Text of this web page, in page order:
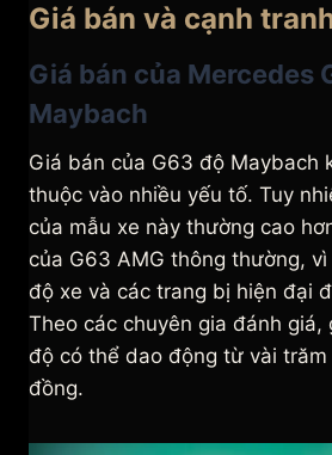
Giá bán và cạnh
Giá bán của Mercedes
Maybach
Giá bán của G63 độ Maybach
thuộc vào nhiều yếu tố. Tuy
của mẫu xe này thường cao
của G63 AMG thông thường,
độ xe và các trang bị hiện đại
Theo các chuyên gia đánh giá,
độ có thể dao động từ vài
đồng.